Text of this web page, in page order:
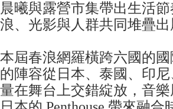
晨曦與露營市集帶出生活
浪、光影與人群共同堆疊
本屆春浪網羅橫跨六國的
的陣容從日本、泰國、印
量在舞台上交錯綻放，音